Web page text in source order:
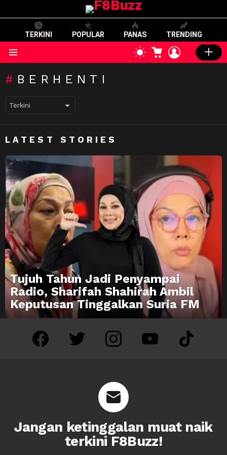
TERKINI POPULAR PANAS TRENDING
SWITCH
SKIN
CART LOGIN
BERHENTI
LATEST STORIES
Tujuh Tahun Jadi Penyampai
Radio, Sharifah Shahirah Ambil
Keputusan Tinggalkan Suria FM
facebook twitter instagram youtube tiktok
Jangan ketinggalan muat naik
terkini F8Buzz!